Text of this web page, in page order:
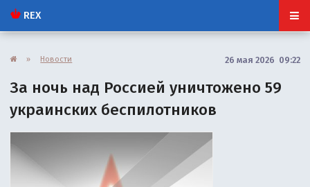
REX
» Новости 26 мая 2026 09:22
За ночь над Россией уничтожено 59
украинских беспилотников